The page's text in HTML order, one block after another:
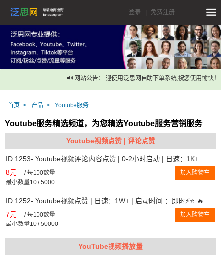
登录 免费注册
网站公告： 迎使用泛思网自助下单系统,祝您使用愉快！
首页 产品 Youtube服务
Youtube服务精选频道，为您精选Youtube服务营销服务
Youtube视频点赞 | 评论点赞
ID:1253- Youtube视频评论内容点赞 | 0-2小时启动 | 日速：1K+
8元 /每100数量
最小数量10 / 5000
加入购物车
ID:1252- Youtube视频点赞 | 日速：1W+ | 启动时间 ：即时⚡️⭐ 🔥
7元 /每100数量
最小数量10 / 50000
加入购物车
YouTube视频播放量